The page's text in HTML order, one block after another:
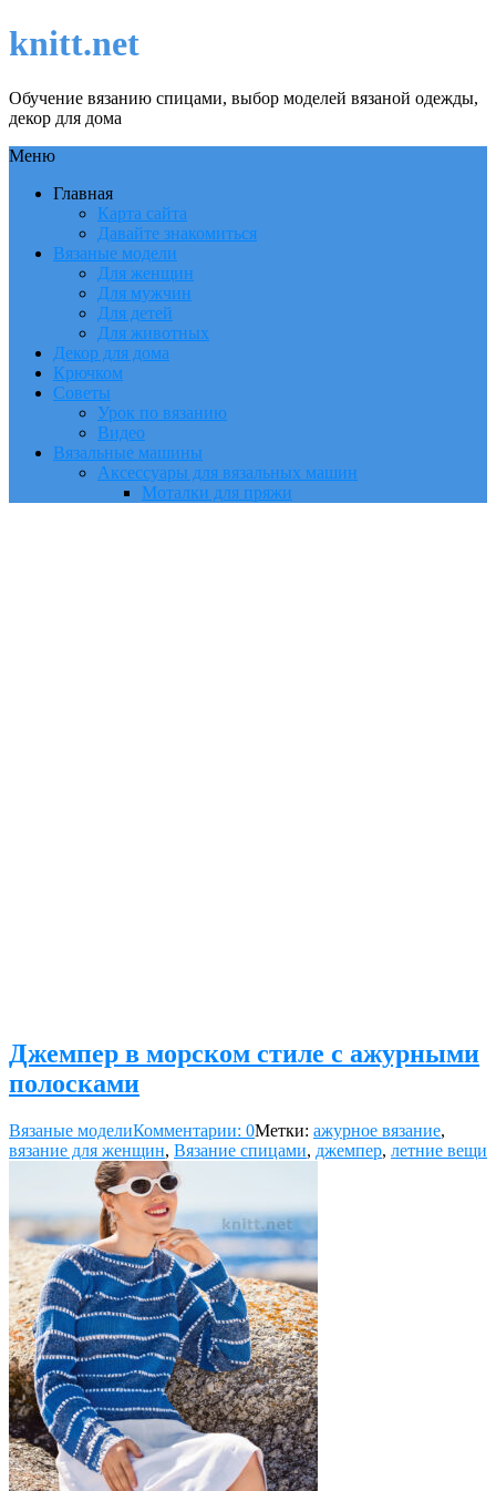
knitt.net
Обучение вязанию спицами, выбор моделей вязаной одежды,
декор для дома
Меню
Главная
Карта сайта
Давайте знакомиться
Вязаные модели
Для женщин
Для мужчин
Для детей
Для животных
Декор для дома
Крючком
Советы
Урок по вязанию
Видео
Вязальные машины
Аксессуары для вязальных машин
Моталки для пряжи
Джемпер в морском стиле с ажурными
полосками
Вязаные моделиКомментарии: 0Метки: ажурное вязание,
вязание для женщин, Вязание спицами, джемпер, летние вещи